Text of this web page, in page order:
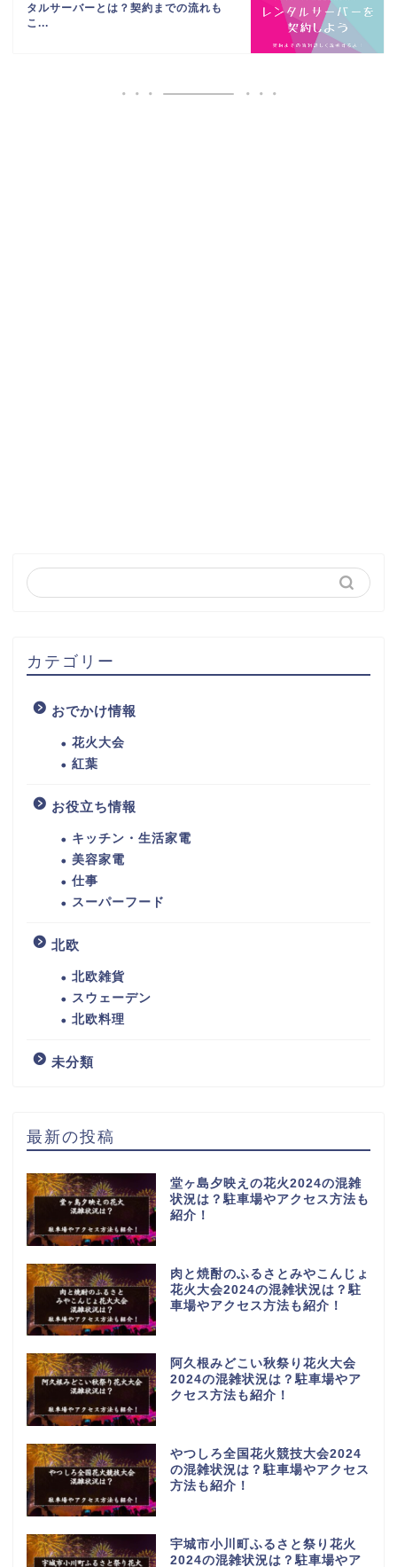
タルサーバーとは？契約までの流れも
こ...
カテゴリー
おでかけ情報
花火大会
紅葉
お役立ち情報
キッチン・生活家電
美容家電
仕事
スーパーフード
北欧
北欧雑貨
スウェーデン
北欧料理
未分類
最新の投稿
堂ヶ島夕映えの花火2024の混雑
状況は？駐車場やアクセス方法も
紹介！
肉と焼酎のふるさとみやこんじょ
花火大会2024の混雑状況は？駐
車場やアクセス方法も紹介！
阿久根みどこい秋祭り花火大会
2024の混雑状況は？駐車場やア
クセス方法も紹介！
やつしろ全国花火競技大会2024
の混雑状況は？駐車場やアクセス
方法も紹介！
宇城市小川町ふるさと祭り花火
2024の混雑状況は？駐車場やア